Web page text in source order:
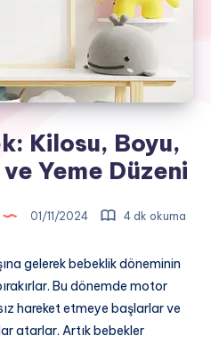
Kilosu, Boyu,
Yeme Düzeni
01/11/2024 4 dk okuma
gelerek bebeklik döneminin
Bu dönemde motor
hareket etmeye başlarlar ve
atarlar. Artık bebekler